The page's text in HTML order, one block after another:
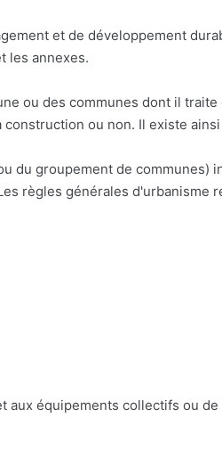
et de développement
les annexes.
ou des communes dont il
ou non. Il existe
du groupement de communes)
règles générales d'urbanisme
aux équipements collectifs ou